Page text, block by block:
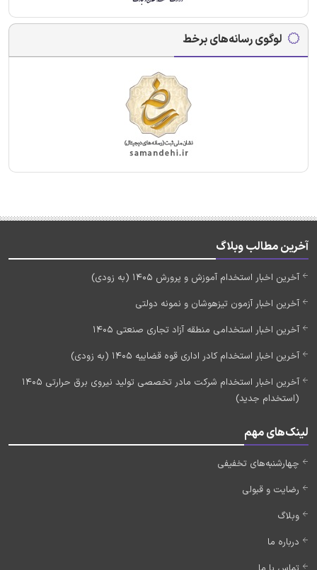
لوگوی رسانه‌های برخط
آخرین مطالب وبلاگ
آخرین اخبار استخدام آموزش و پرورش 1405 (به زودی)
آخرین اخبار آزمون تیزهوشان و نمونه دولتی
آخرین اخبار استخدامی منطقه آزاد تجاری صنعتی 1405
آخرین اخبار استخدام کادر اداری قوه قضاییه 1405 (به زودی)
آخرین اخبار استخدام شرکت مادر تخصصی تولید نیروی برق حرارتی 1405
(استخدام جدید)
لینک‌های مهم
چهارشنبه‌های تخفیفی
رضایت و قبولی
وبلاگ
درباره ما